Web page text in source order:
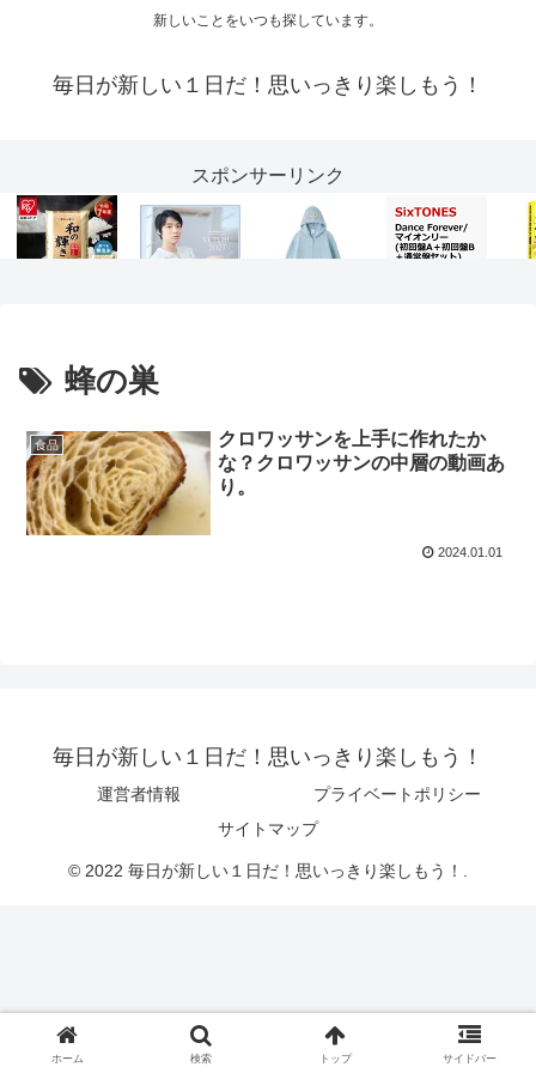
新しいことをいつも探しています。
毎日が新しい１日だ！思いっきり楽しもう！
スポンサーリンク
蜂の巣
食品
クロワッサンを上手に作れたか
な？クロワッサンの中層の動画あ
り。
2024.01.01
毎日が新しい１日だ！思いっきり楽しもう！
運営者情報
プライベートポリシー
サイトマップ
© 2022 毎日が新しい１日だ！思いっきり楽しもう！.
ホーム 検索 トップ サイドバー